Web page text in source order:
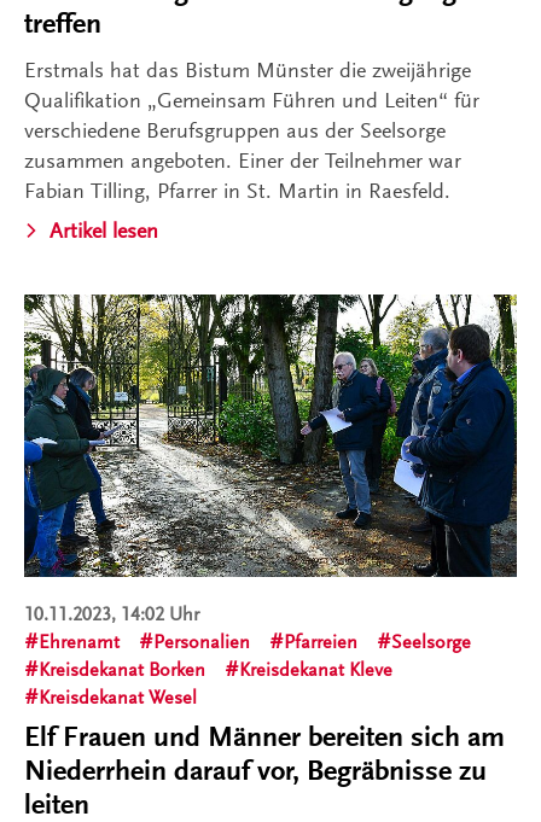
treffen
Erstmals hat das Bistum Münster die zweijährige
Qualifikation „Gemeinsam Führen und Leiten“ für
verschiedene Berufsgruppen aus der Seelsorge
zusammen angeboten. Einer der Teilnehmer war
Fabian Tilling, Pfarrer in St. Martin in Raesfeld.
Artikel lesen
10.11.2023, 14:02 Uhr
Ehrenamt
Personalien Pfarreien
Seelsorge
Kreisdekanat Borken
Kreisdekanat Kleve
Kreisdekanat Wesel
Elf Frauen und Männer bereiten sich am
Niederrhein darauf vor, Begräbnisse zu
leiten